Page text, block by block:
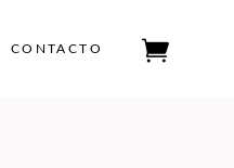
CONTACTO